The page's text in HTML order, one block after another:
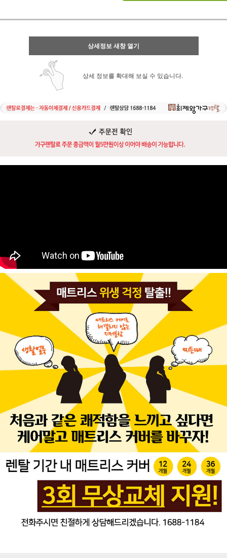
상세정보 새창 열기
상세 정보를 확대해 보실 수 있습니다.